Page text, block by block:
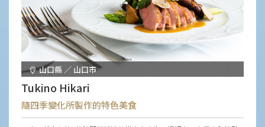
山口縣 ／ 山口市
Tukino Hikari
隨四季變化所製作的特色美食